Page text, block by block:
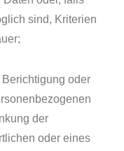
sind, Kriterien
oder
der
oder eines